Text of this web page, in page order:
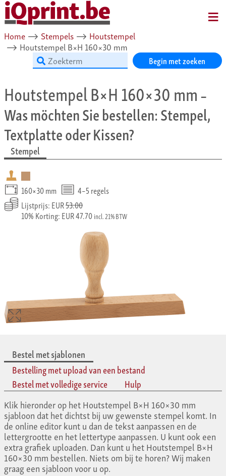
Home ⟶ Stempels ⟶ Houtstempel
⟶ Houtstempel B×H 160×30 mm
Begin met zoeken
Houtstempel B×H 160×30 mm–
Was möchten Sie bestellen: Stempel,
Textplatte oder Kissen?
Stempel
160×30 mm
4–5 regels
Lijstprijs: EUR53.00
10% Korting: EUR 47.70incl. 21% BTW
Bestel met sjablonen
Bestelling met upload van een bestand
Bestel met volledige service
Hulp
Klik hieronder op het Houtstempel B×H 160×30 mm
sjabloon dat het dichtst bij uw gewenste stempel komt. In
de online editor kunt u dan de tekst aanpassen en de
lettergrootte en het lettertype aanpassen. U kunt ook een
extra grafiek uploaden. Dan kunt u het Houtstempel B×H
160×30 mm bestellen. Niets om bij te horen? Wij maken
graag een sjabloon voor u op.